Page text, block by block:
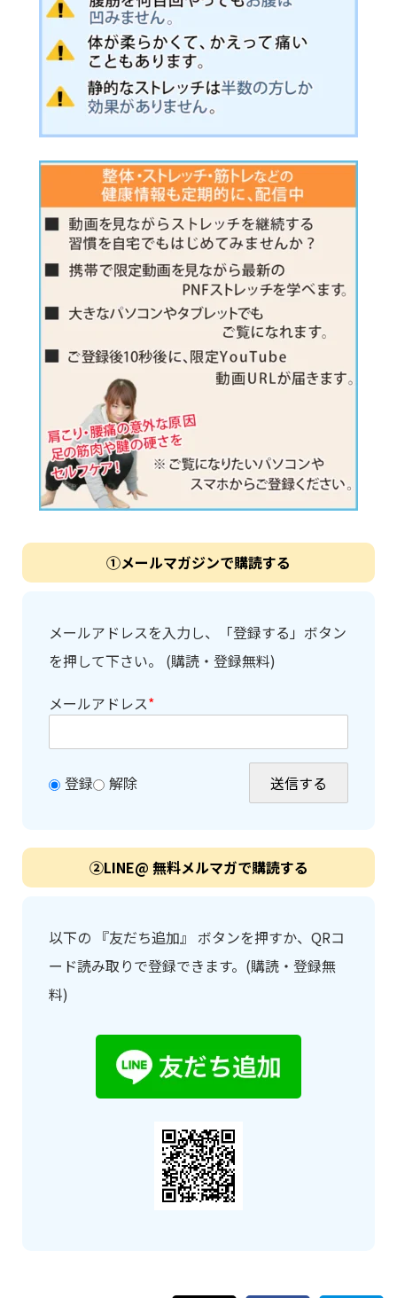
①メールマガジンで購読する
メールアドレスを入力し、「登録する」ボタン
を押して下さい。 (購読・登録無料)
メールアドレス*
登録 解除
②LINE@ 無料メルマガで購読する
以下の 『友だち追加』 ボタンを押すか、QRコ
ード読み取りで登録できます。(購読・登録無
料)